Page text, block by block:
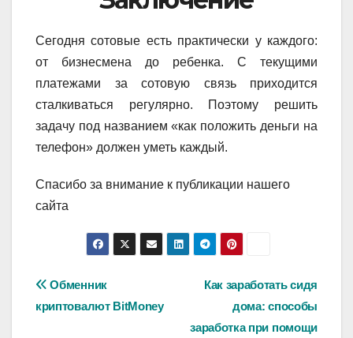
Сегодня сотовые есть практически у каждого:
от бизнесмена до ребенка. С текущими
платежами за сотовую связь приходится
сталкиваться регулярно. Поэтому решить
задачу под названием «как положить деньги на
телефон» должен уметь каждый.
Спасибо за внимание к публикации нашего
сайта
Навигация
по
Как заработать сидя
дома: способы
заработка при помощи
Обменник
криптовалют BitMoney